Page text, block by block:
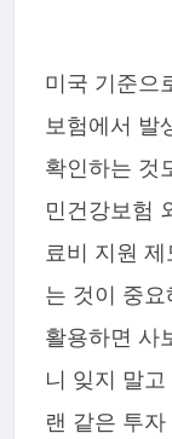
미국 기준으
보험에서 발
확인하는 것
민건강보험
료비 지원
는 것이 중
활용하면 사
니 잊지 말
랜 같은 투